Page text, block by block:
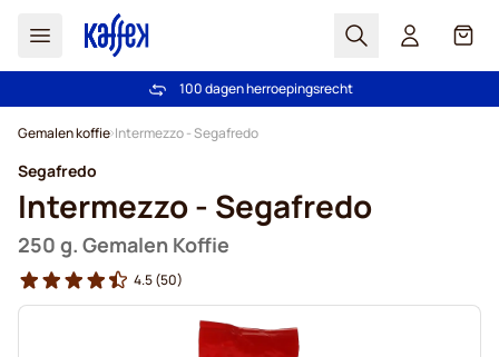
Zoek Cart
Gratis vanaf € 49
100 dagen herroepingsrecht
Gemalen koffie Intermezzo - Segafredo
Segafredo
Intermezzo - Segafredo
250 g. Gemalen Koffie
4.5(50)